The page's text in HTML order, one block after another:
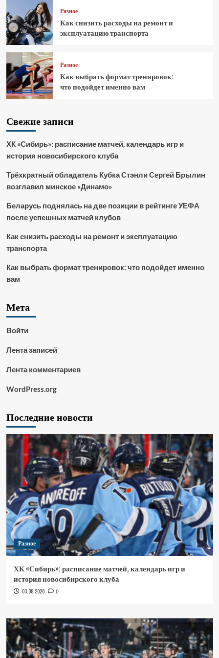
Разное
Как снизить расходы на ремонт и
эксплуатацию транспорта
Разное
Как выбрать формат тренировок:
что подойдет именно вам
Свежие записи
ХК «Сибирь»: расписание матчей, календарь игр и
история новосибирского клуба
Трёхкратный обладатель Кубка Стэнли Сергей Брылин
возглавил минское «Динамо»
Беларусь поднялась на две позиции в рейтинге УЕФА
после успешных матчей клубов
Как снизить расходы на ремонт и эксплуатацию
транспорта
Как выбрать формат тренировок: что подойдет именно
вам
Мета
Войти
Лента записей
Лента комментариев
WordPress.org
Последние новости
Разное
ХК «Сибирь»: расписание матчей, календарь игр и
история новосибирского клуба
03.08.2026 0